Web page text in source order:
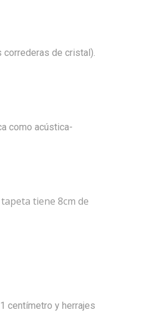
correderas de cristal).
como acústica-
tiene 8cm de
centímetro y herrajes